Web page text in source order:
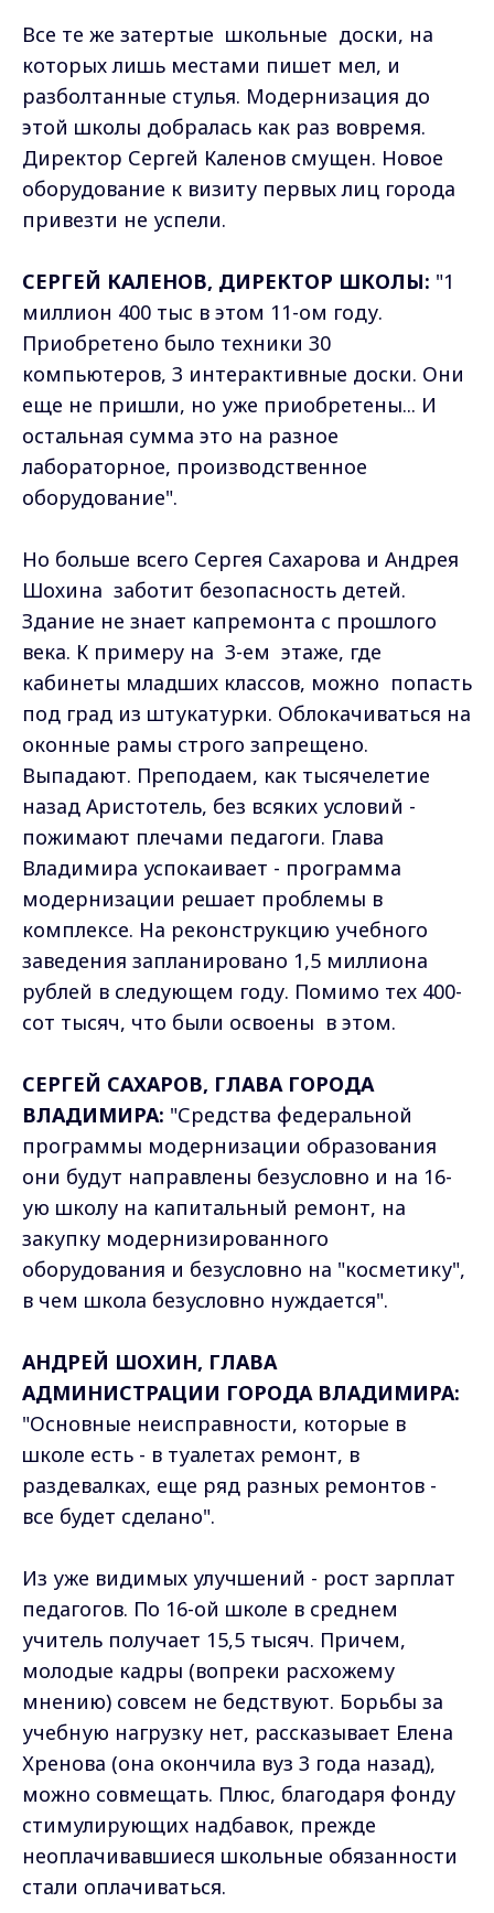
Все те же затертые школьные доски, на
которых лишь местами пишет мел, и
разболтанные стулья. Модернизация до
этой школы добралась как раз вовремя.
Директор Сергей Каленов смущен. Новое
оборудование к визиту первых лиц города
привезти не успели.
СЕРГЕЙ КАЛЕНОВ, ДИРЕКТОР ШКОЛЫ: "1
миллион 400 тыс в этом 11-ом году.
Приобретено было техники 30
компьютеров, 3 интерактивные доски. Они
еще не пришли, но уже приобретены... И
остальная сумма это на разное
лабораторное, производственное
оборудование".
Но больше всего Сергея Сахарова и Андрея
Шохина заботит безопасность детей.
Здание не знает капремонта с прошлого
века. К примеру на 3-ем этаже, где
кабинеты младших классов, можно попасть
под град из штукатурки. Облокачиваться на
оконные рамы строго запрещено.
Выпадают. Преподаем, как тысячелетие
назад Аристотель, без всяких условий -
пожимают плечами педагоги. Глава
Владимира успокаивает - программа
модернизации решает проблемы в
комплексе. На реконструкцию учебного
заведения запланировано 1,5 миллиона
рублей в следующем году. Помимо тех 400-
сот тысяч, что были освоены в этом.
СЕРГЕЙ САХАРОВ, ГЛАВА ГОРОДА
ВЛАДИМИРА: "Средства федеральной
программы модернизации образования
они будут направлены безусловно и на 16-
ую школу на капитальный ремонт, на
закупку модернизированного
оборудования и безусловно на "косметику",
в чем школа безусловно нуждается".
АНДРЕЙ ШОХИН, ГЛАВА
АДМИНИСТРАЦИИ ГОРОДА ВЛАДИМИРА:
"Основные неисправности, которые в
школе есть - в туалетах ремонт, в
раздевалках, еще ряд разных ремонтов -
все будет сделано".
Из уже видимых улучшений - рост зарплат
педагогов. По 16-ой школе в среднем
учитель получает 15,5 тысяч. Причем,
молодые кадры (вопреки расхожему
мнению) совсем не бедствуют. Борьбы за
учебную нагрузку нет, рассказывает Елена
Хренова (она окончила вуз 3 года назад),
можно совмещать. Плюс, благодаря фонду
стимулирующих надбавок, прежде
неоплачивавшиеся школьные обязанности
стали оплачиваться.